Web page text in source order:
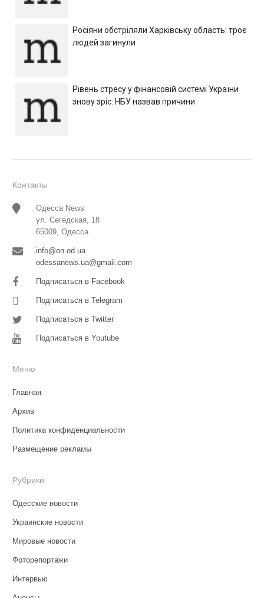
Росіяни обстріляли Харківську область: троє
людей загинули
Рівень стресу у фінансовій системі України
знову зріс: НБУ назвав причини
Контакты
Одесса News
ул. Сегедская, 18
65009, Одесса
info@on.od.ua
odessanews.ua@gmail.com
Подписаться в Facebook
Подписаться в Telegram
Подписаться в Twitter
Подписаться в Youtube
Меню
Главная
Архив
Политика конфиденциальности
Размещение рекламы
Рубрики
Одесские новости
Украинские новости
Мировые новости
Фоторепортажи
Интервью